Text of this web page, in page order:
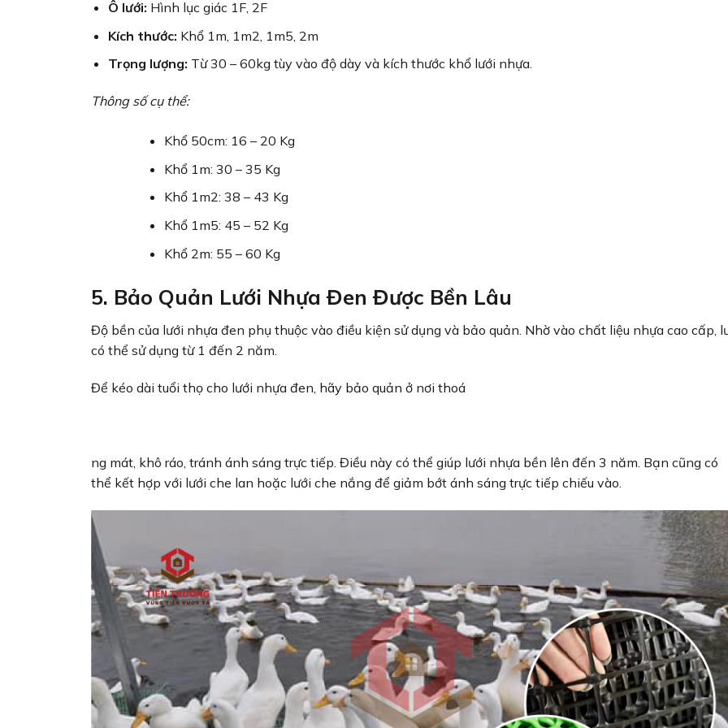
Ô lưới: Hình lục giác 1F, 2F
Kích thước: Khổ 1m, 1m2, 1m5, 2m
Trọng lượng: Từ 30 – 60kg tùy vào độ dày và kích thước khổ lưới nhựa.
Thông số cụ thể:
Khổ 50cm: 16 – 20 Kg
Khổ 1m: 30 – 35 Kg
Khổ 1m2: 38 – 43 Kg
Khổ 1m5: 45 – 52 Kg
Khổ 2m: 55 – 60 Kg
5. Bảo Quản Lưới Nhựa Đen Được Bền Lâu
Độ bền của lưới nhựa đen phụ thuộc vào điều kiện sử dụng và bảo quản. Nhờ vào chất liệu nhựa cao cấp,
có thể sử dụng từ 1 đến 2 năm.
Để kéo dài tuổi thọ cho lưới nhựa đen, hãy bảo quản ở nơi thoá
ng mát, khô ráo, tránh ánh sáng trực tiếp. Điều này có thể giúp lưới nhựa bền lên đến 3 năm. Bạn cũng có
thể kết hợp với lưới che lan hoặc lưới che nắng để giảm bớt ánh sáng trực tiếp chiếu vào.